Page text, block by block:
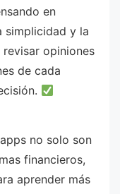
en
simplicidad y la
revisar opiniones
de cada
no solo son
financieros,
aprender más